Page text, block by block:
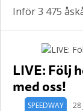
Inför 3 475
LIVE: Följ
med oss!
SPEEDWAY 28